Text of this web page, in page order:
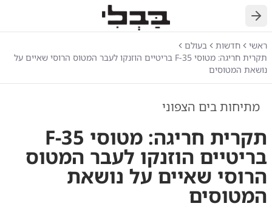
חזרה
ראשי חדשות
בעולם
תקרית חריגה: מטוסי F-35 בריטיים הוזנקו לעבר המטוס הרוסי שאיים על
נושאת המטוסים
מתיחות בים הצפוני
תקרית חריגה: מטוסי F-35
בריטיים הוזנקו לעבר המטוס
הרוסי שאיים על נושאת
המטוסים